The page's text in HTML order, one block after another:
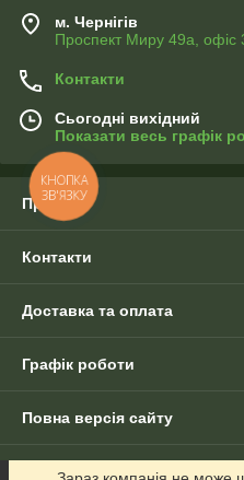
м. Чернігів
Проспект Миру 49а, офіс
Контакти
Сьогодні вихідний
Показати весь графік
Про нас
Контакти
Доставка та оплата
Графік роботи
Повна версія сайту
Сайт створено на
КНОПКА
ЗВ'ЯЗКУ